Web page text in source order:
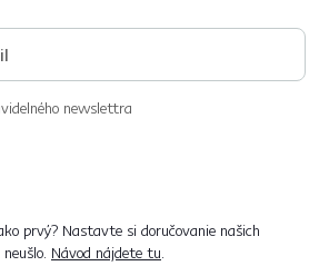
newslettra
prvý? Nastavte si doručovanie našich
Návod nájdete tu.